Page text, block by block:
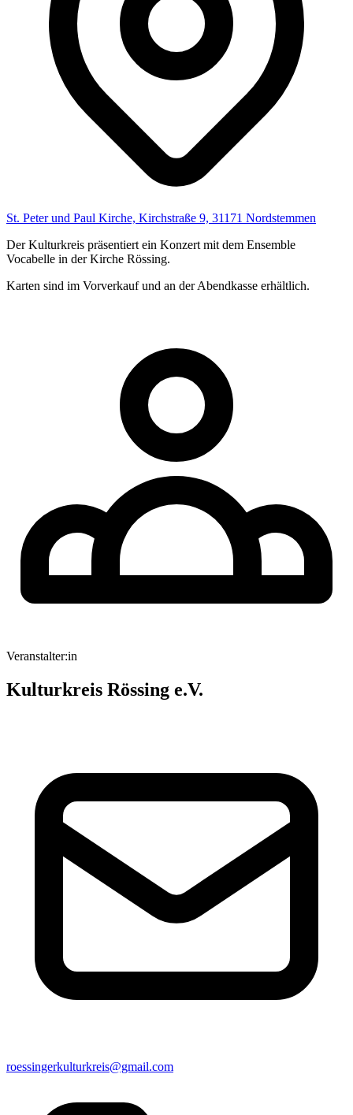
St. Peter und Paul Kirche, Kirchstraße 9, 31171 Nordstemmen
Der Kulturkreis präsentiert ein Konzert mit dem Ensemble
Vocabelle in der Kirche Rössing.
Karten sind im Vorverkauf und an der Abendkasse erhältlich.
Veranstalter:in
Kulturkreis Rössing e.V.
roessingerkulturkreis@gmail.com